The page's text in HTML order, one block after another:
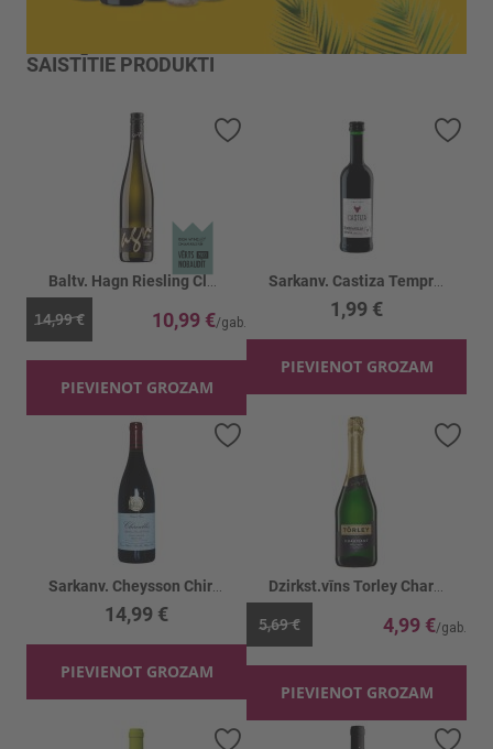
SAISTĪTIE PRODUKTI
14,99 € 10,99 €
PIEVIENOT GROZAM
Pievienot vēlmju sarakstam
1,99 €
PIEVIENOT GROZAM
14,99 €
PIEVIENOT GROZAM
Pievienot vēlmju sarakstam
5,69 € 4,99 €
PIEVIENOT GROZAM
Pievienot vēlmju sarakstam